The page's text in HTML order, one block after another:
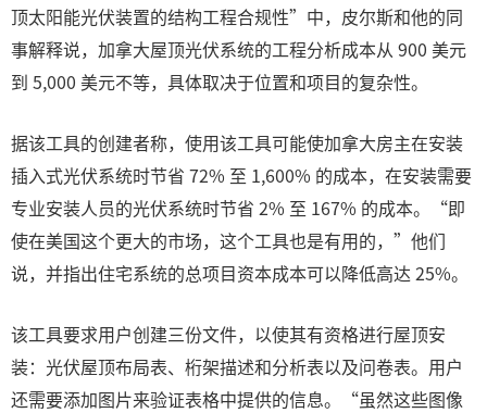
顶太阳能光伏装置的结构工程合规性”中，皮尔斯和他的同
事解释说，加拿大屋顶光伏系统的工程分析成本从 900 美元
到 5,000 美元不等，具体取决于位置和项目的复杂性。
据该工具的创建者称，使用该工具可能使加拿大房主在安装
插入式光伏系统时节省 72% 至 1,600% 的成本，在安装需要
专业安装人员的光伏系统时节省 2% 至 167% 的成本。“即
使在美国这个更大的市场，这个工具也是有用的，”他们
说，并指出住宅系统的总项目资本成本可以降低高达 25%。
该工具要求用户创建三份文件，以使其有资格进行屋顶安
装：光伏屋顶布局表、桁架描述和分析表以及问卷表。用户
还需要添加图片来验证表格中提供的信息。“虽然这些图像